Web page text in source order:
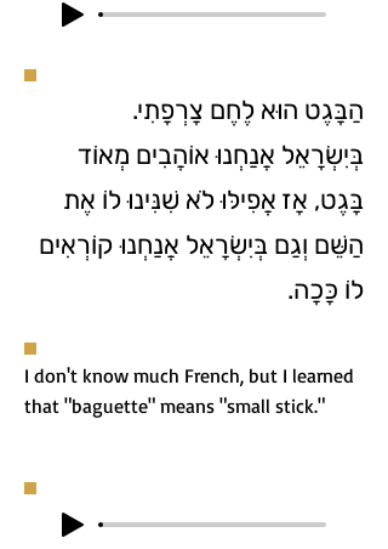
הַבָּגֶט הוּא לֶחֶם צָרְפָתִי.
בְּיִשְׂרָאֵל אֲנַחְנוּ אוֹהֲבִים מְאוֹד
בָּגֶט, אָז אֲפִילּוּ לֹא שִׁנִּינוּ לוֹ אֶת
הַשֵּׁם וְגַם בְּיִשְׂרָאֵל אֲנַחְנוּ קוֹרְאִים
לוֹ כָּכָה.
I don't know much French, but I learned
that "baguette" means "small stick."